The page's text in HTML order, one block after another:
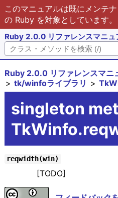
このマニュアルは既にメンテ
の Ruby を対象としています。
Ruby 2.0.0 リファレンスマニュ
Ruby 2.0.0 リファレンスマニ
tk/winfoライブラリ
singleton
reqwidth(win)
[TODO]